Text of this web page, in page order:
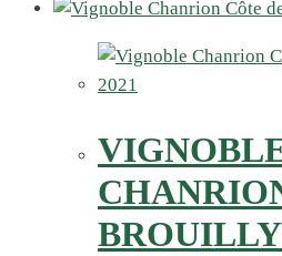
BROUILLY